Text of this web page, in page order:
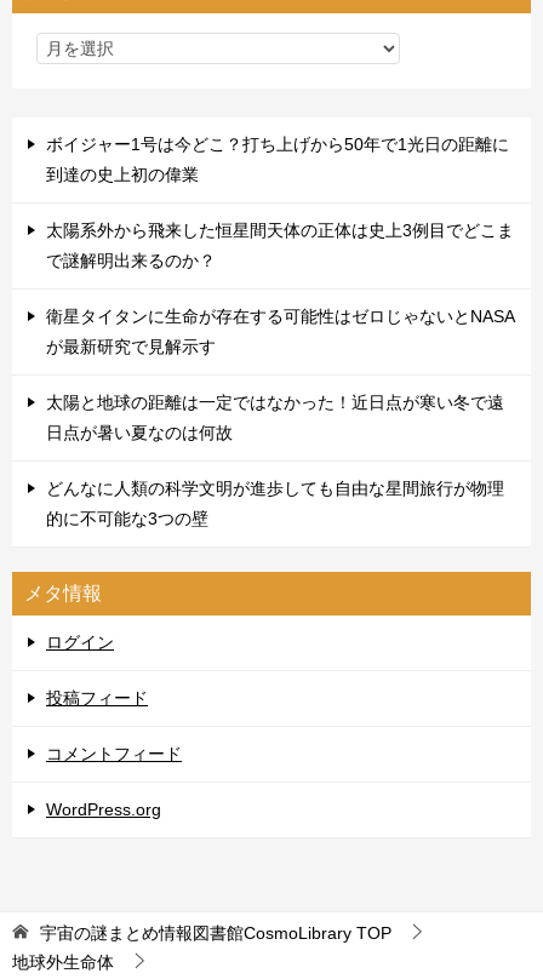
ボイジャー1号は今どこ？打ち上げから50年で1光日の距離に
到達の史上初の偉業
太陽系外から飛来した恒星間天体の正体は史上3例目でどこま
で謎解明出来るのか？
衛星タイタンに生命が存在する可能性はゼロじゃないとNASA
が最新研究で見解示す
太陽と地球の距離は一定ではなかった！近日点が寒い冬で遠
日点が暑い夏なのは何故
どんなに人類の科学文明が進歩しても自由な星間旅行が物理
的に不可能な3つの壁
メタ情報
ログイン
投稿フィード
コメントフィード
WordPress.org
宇宙の謎まとめ情報図書館CosmoLibrary TOP
地球外生命体